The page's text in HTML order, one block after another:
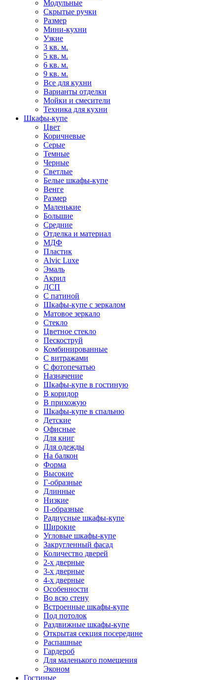
Модульные
Скрытые ручки
Размер
Мини-кухни
Узкие
3 кв. м.
5 кв. м.
6 кв. м.
9 кв. м.
Все для кухни
Варианты отделки
Мойки и смесители
Техника для кухни
Шкафы-купе
Цвет
Коричневые
Серые
Темные
Черные
Светлые
Белые шкафы-купе
Венге
Размер
Маленькие
Большие
Средние
Отделка и материал
МДФ
Пластик
Alvic Luxe
Эмаль
Акрил
ДСП
С патиной
Шкафы-купе с зеркалом
Матовое зеркало
Стекло
Цветное стекло
Пескоструй
Комбинированные
С витражами
С фотопечатью
Назначение
Шкафы-купе в гостиную
В коридор
В прихожую
Шкафы-купе в спальню
Детские
Офисные
Для книг
Для одежды
На балкон
Форма
Высокие
Г-образные
Длинные
Низкие
П-образные
Радиусные шкафы-купе
Широкие
Угловые шкафы-купе
Закругленный фасад
Количество дверей
2-х дверные
3-х дверные
4-х дверные
Особенности
Во всю стену
Встроенные шкафы-купе
Под потолок
Раздвижные шкафы-купе
Открытая секция посередине
Распашные
Гардероб
Для маленького помещения
Эконом
Гостиные